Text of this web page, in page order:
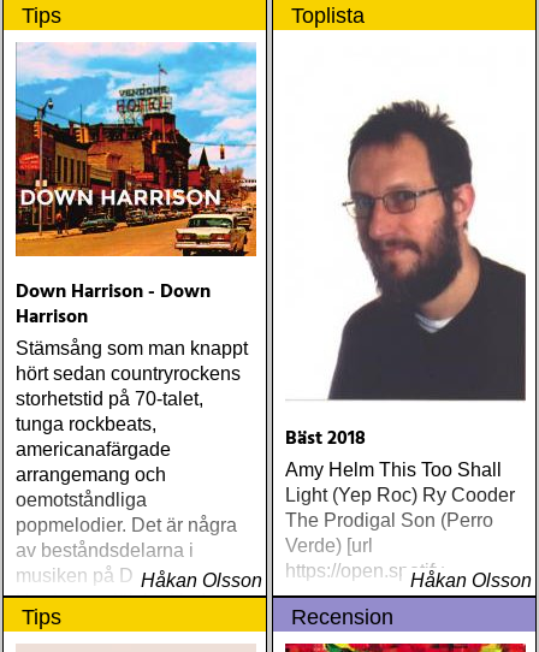
Tips
Down Harrison - Down
Harrison
Stämsång som man knappt
hört sedan countryrockens
storhetstid på 70-talet,
tunga rockbeats,
americanafärgade
arrangemang och
oemotståndliga
popmelodier. Det är några
av beståndsdelarna i
musiken på Down
Harrisons självbetitlade
debutalbum
Håkan Olsson
Toplista
Bäst 2018
Amy Helm This Too Shall
Light (Yep Roc) Ry Cooder
The Prodigal Son (Perro
Verde) [url
https://open.spotifyHåkan Olsson
Tips Recension